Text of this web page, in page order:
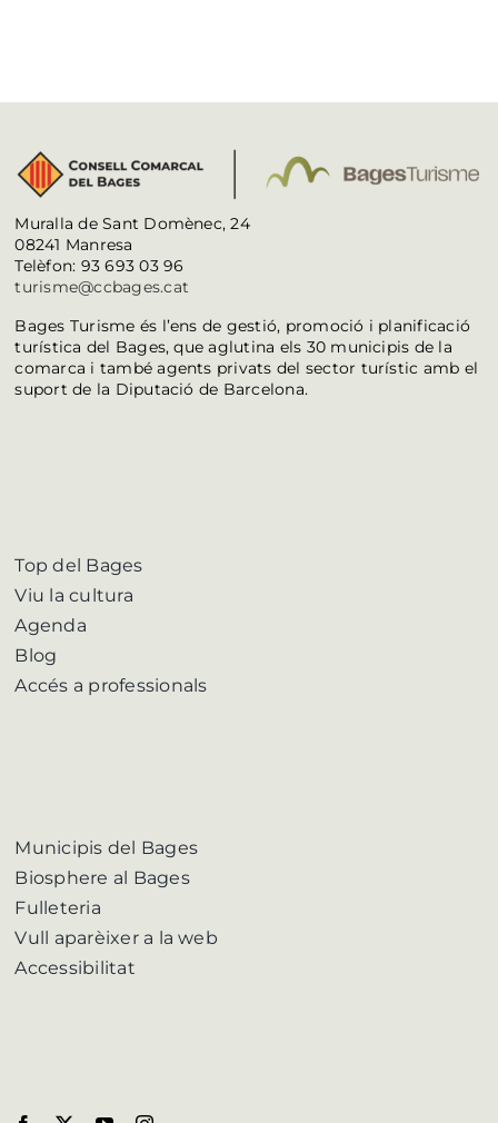
Muralla de Sant Domènec, 24
08241 Manresa
Telèfon: 93 693 03 96
turisme@ccbages.cat
Bages Turisme és l’ens de gestió, promoció i planificació
turística del Bages, que aglutina els 30 municipis de la
comarca i també agents privats del sector turístic amb el
suport de la Diputació de Barcelona.
Top del Bages
Viu la cultura
Agenda
Blog
Accés a professionals
Municipis del Bages
Biosphere al Bages
Fulleteria
Vull aparèixer a la web
Accessibilitat